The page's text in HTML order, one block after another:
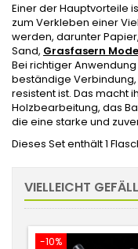
Einer der Hauptvorteile
zum Verkleben einer
werden, darunter
Sand, Grasfasern
Bei richtiger
beständige
resistent ist. Das macht
Holzbearbeitung, das
die eine starke und
Dieses Set enthält 1
VIELLEICHT
-10%